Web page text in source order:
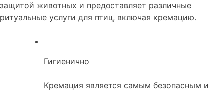
защитой животных и предоставляет различные
ритуальные услуги для птиц, включая кремацию.
Гигиенично
Кремация является самым безопасным и